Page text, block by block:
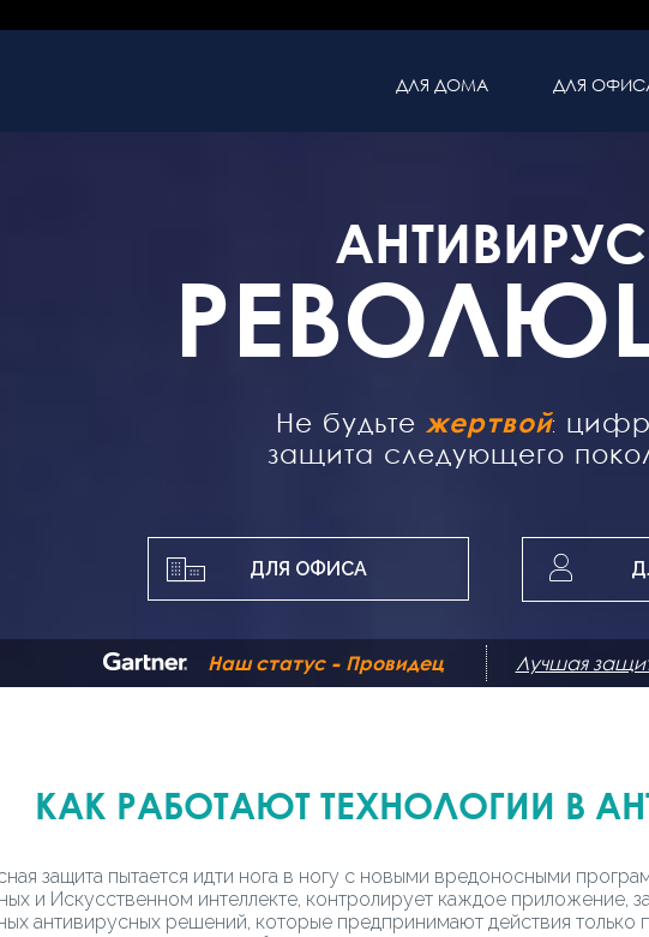
ДЛЯ ДОМА ДЛЯ
Не будьте жертвой:
защита следующего
ДЛЯ ОФИСА
Наш статус - Провидец Лучшая
КАК РАБОТАЮТ ТЕХНОЛОГИИ В
защита пытается идти нога в ногу с новыми вредоносными
и Искусственном интеллекте, контролирует каждое
антивирусных решений, которые предпринимают действия